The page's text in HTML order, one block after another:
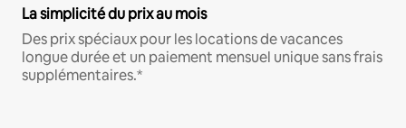
La simplicité du prix au mois
Des prix spéciaux pour les locations de vacances
longue durée et un paiement mensuel unique sans frais
supplémentaires.*